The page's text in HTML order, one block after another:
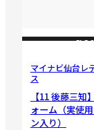
マイナビ仙台レ
ス
【11 後藤三知
ォーム（実使
ン入り）